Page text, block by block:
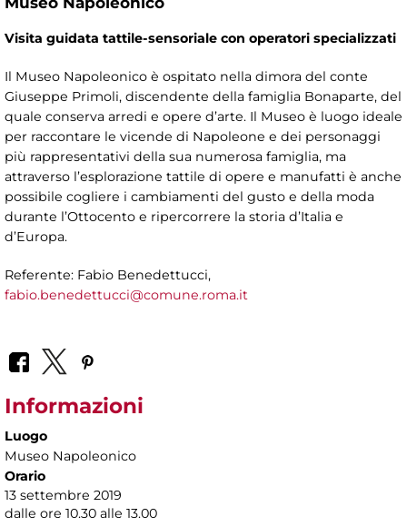
Visita guidata tattile-sensoriale con operatori specializzati
Il Museo Napoleonico è ospitato nella dimora del conte
Giuseppe Primoli, discendente della famiglia Bonaparte, del
quale conserva arredi e opere d’arte. Il Museo è luogo ideale
per raccontare le vicende di Napoleone e dei personaggi
più rappresentativi della sua numerosa famiglia, ma
attraverso l’esplorazione tattile di opere e manufatti è anche
possibile cogliere i cambiamenti del gusto e della moda
durante l’Ottocento e ripercorrere la storia d’Italia e
d’Europa.
Referente: Fabio Benedettucci,
fabio.benedettucci@comune.roma.it
Informazioni
Luogo
Museo Napoleonico
Orario
13 settembre 2019
dalle ore 10.30 alle 13.00